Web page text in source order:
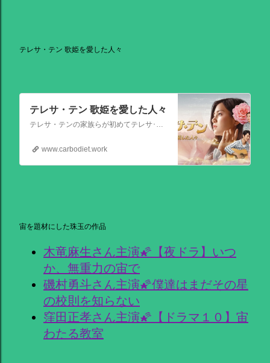
テレサ・テン 歌姫を愛した人々
テレサ・テン 歌姫を愛した人々
テレサ・テンの家族らが初めてテレサ･テンの伝記的物語の撮影を許可した作品。テレサ・テンの伝説的な人生を誕生から描く。彼女がいかにして歌の道に踏み出し、いかにして一代の女王となったか、そしてその過程でいかにして苦悩と困難を乗り越えたか、その物語が披露される。
www.carbodiet.work
宙を題材にした珠玉の作品
木竜麻生さん主演🌠【夜ドラ】いつ
か、無重力の宙で
磯村勇斗さん主演🌠僕達はまだその星
の校則を知らない
窪田正孝さん主演🌠【ドラマ１０】宙
わたる教室